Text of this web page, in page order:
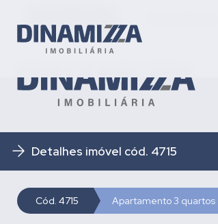
Detalhes imóvel cód. 4715
Cód. 4715 Apartamento 3 quartos